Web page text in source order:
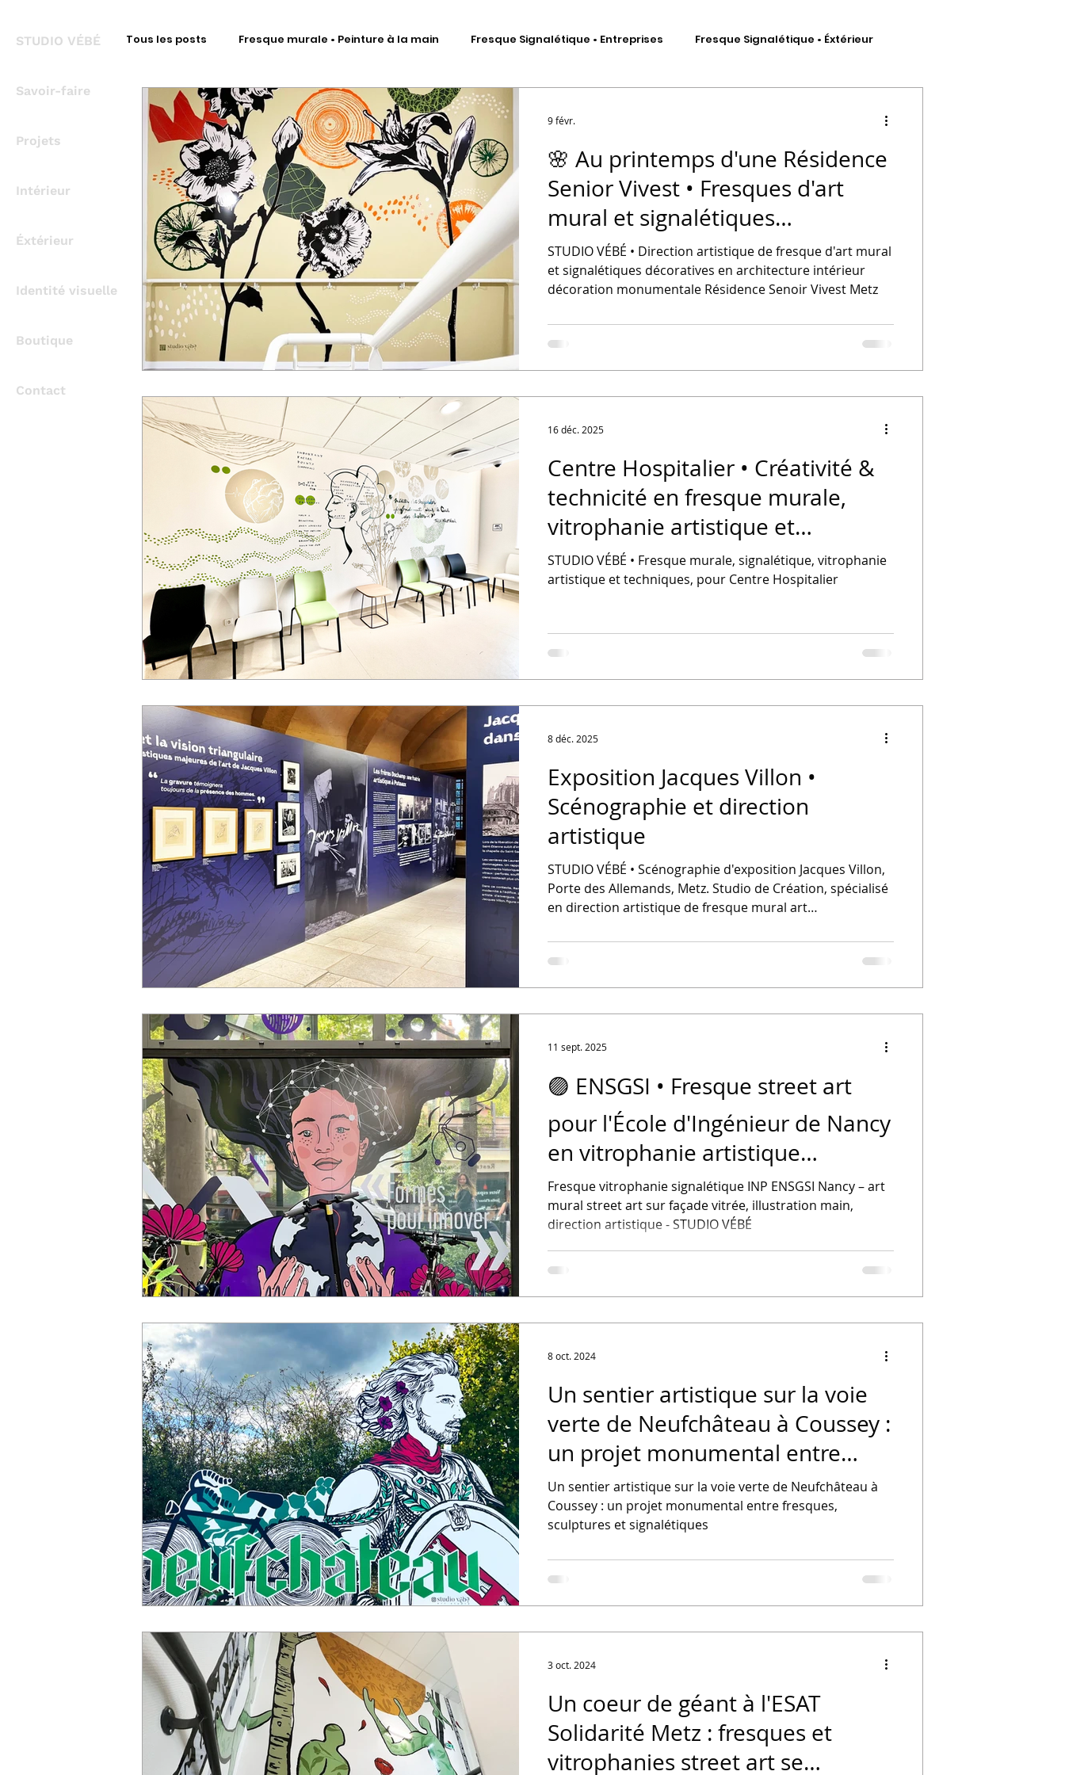
STUDIO VÉBÉ
Savoir-faire
Projets
Intérieur
Éxtérieur
Identité visuelle
Boutique
Contact
Tous les posts Fresque murale • Peinture à la main Fresque Signalétique • Entreprises Fresque Signalétique • Éxtérieur
Fresque Signalétique • Intérieur Signalétique artistique
Fresque Signalétique • Covering Fresque Signalétique • Sculptures DA • Identité visuelle
Fresque métal • Découpe à la forme Scénographie d'exposition Total covering véhicules artistique
Bureau d'Étude Signalétique
🌸 Au printemps d'une Résidence
Senior Vivest • Fresques d'art
mural et signalétiques
décoratives
STUDIO VÉBÉ • Direction artistique de fresque d'art mural
et signalétiques décoratives en architecture intérieur
décoration monumentale Résidence Senoir Vivest Metz
9 févr.
Centre Hospitalier • Créativité &
technicité en fresque murale,
vitrophanie artistique et
signalétique
STUDIO VÉBÉ • Fresque murale, signalétique, vitrophanie
artistique et techniques, pour Centre Hospitalier
16 déc. 2025
Exposition Jacques Villon •
Scénographie et direction
artistique
STUDIO VÉBÉ • Scénographie d'exposition Jacques Villon,
Porte des Allemands, Metz. Studio de Création, spécialisé
en direction artistique de fresque mural art
8 déc. 2025
🟣 ENSGSI • Fresque street art
pour l'École d'Ingénieur de Nancy
en vitrophanie artistique
monumentale
Fresque vitrophanie signalétique INP ENSGSI Nancy – art
mural street art sur façade vitrée, illustration main,
direction artistique - STUDIO VÉBÉ
11 sept. 2025
Un sentier artistique sur la voie
verte de Neufchâteau à Coussey :
un projet monumental entre
fresques, sculptures et
signalétiques
Un sentier artistique sur la voie verte de Neufchâteau à
Coussey : un projet monumental entre fresques,
sculptures et signalétiques
8 oct. 2024
Un coeur de géant à l'ESAT
Solidarité Metz : fresques et
vitrophanies street art se
3 oct. 2024